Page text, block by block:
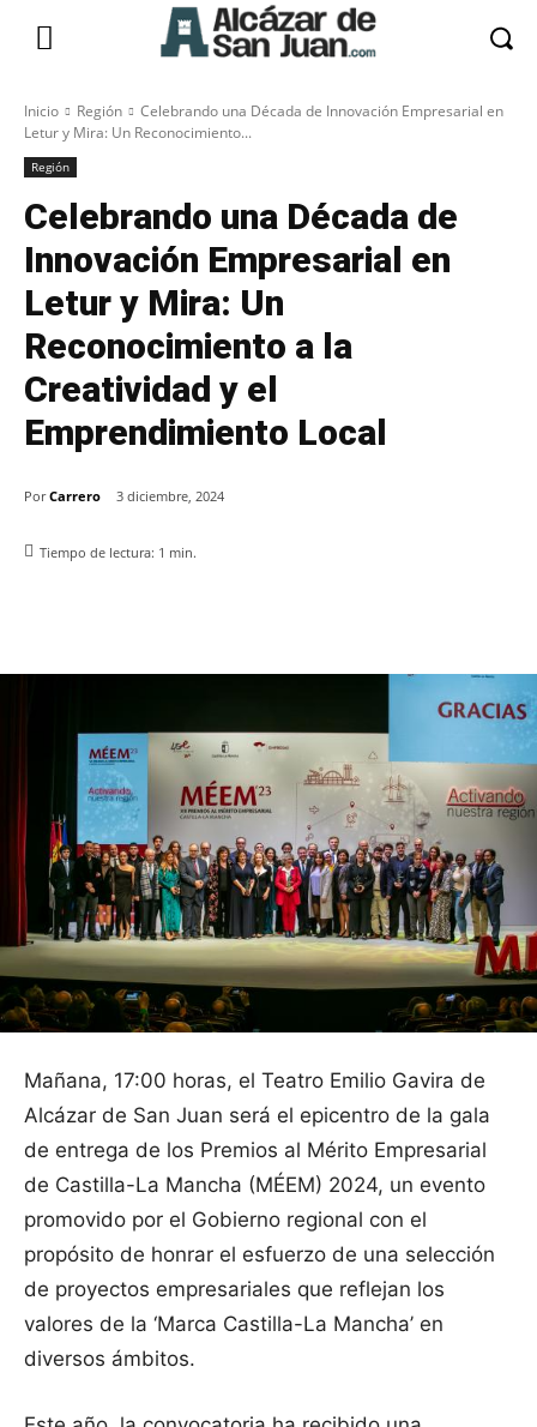
Inicio Región
Celebrando una Década de Innovación Empresarial en
Letur y Mira: Un Reconocimiento...
Región
Celebrando una Década de
Innovación Empresarial en
Letur y Mira: Un
Reconocimiento a la
Creatividad y el
Emprendimiento Local
Por Carrero 3 diciembre, 2024
Tiempo de lectura: 1 min.
Mañana, 17:00 horas, el Teatro Emilio Gavira de
Alcázar de San Juan será el epicentro de la gala
de entrega de los Premios al Mérito Empresarial
de Castilla-La Mancha (MÉEM) 2024, un evento
promovido por el Gobierno regional con el
propósito de honrar el esfuerzo de una selección
de proyectos empresariales que reflejan los
valores de la ‘Marca Castilla-La Mancha’ en
diversos ámbitos.